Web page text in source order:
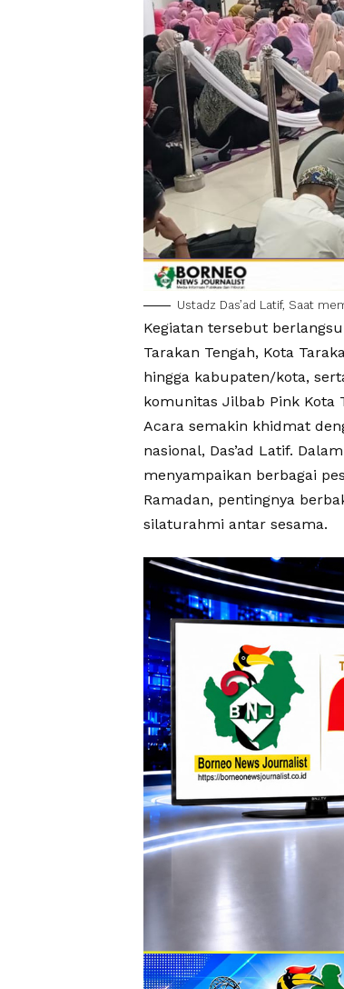
Ustadz Das’ad Latif, Saat
Kegiatan tersebut
Tarakan Tengah, Kota
hingga kabupaten/kota,
komunitas Jilbab Pink Kota
Acara semakin khidmat
nasional, Das’ad Latif.
menyampaikan berbagai
Ramadan, pentingnya
silaturahmi antar sesama.